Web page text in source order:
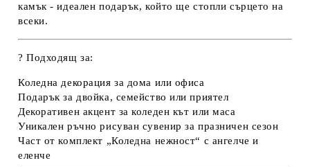
камък - идеален подарък, който ще стопли сърцето на
всеки.
? Подходящ за:
Коледна декорация за дома или офиса
Подарък за двойка, семейство или приятел
Декоративен акцент за коледен кът или маса
Уникален ръчно рисуван сувенир за празничен сезон
Част от комплект „Коледна нежност“ с ангелче и
еленче